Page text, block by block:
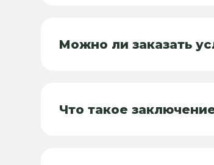
Можно ли заказать
Что такое